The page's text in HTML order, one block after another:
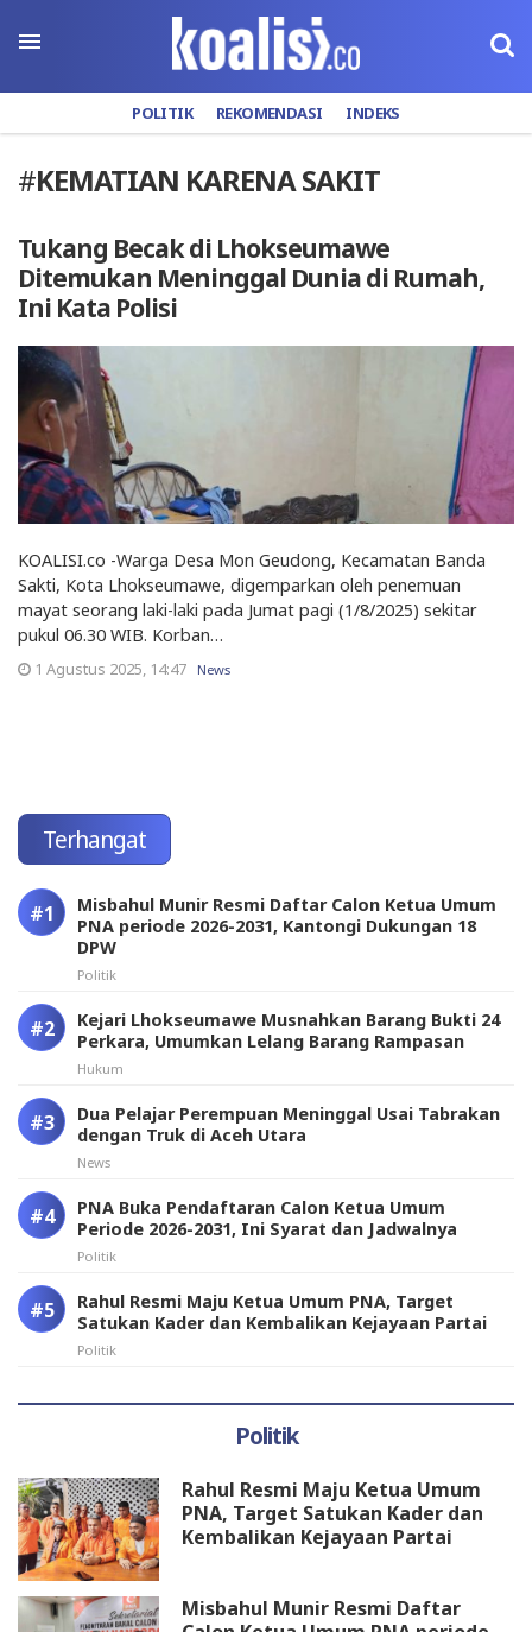
POLITIK REKOMENDASI INDEKS
#KEMATIAN KARENA SAKIT
Tukang Becak di Lhokseumawe
Ditemukan Meninggal Dunia di Rumah,
Ini Kata Polisi
KOALISI.co -Warga Desa Mon Geudong, Kecamatan Banda
Sakti, Kota Lhokseumawe, digemparkan oleh penemuan
mayat seorang laki-laki pada Jumat pagi (1/8/2025) sekitar
pukul 06.30 WIB. Korban…
1 Agustus 2025, 14:47 News
Terhangat
Misbahul Munir Resmi Daftar Calon Ketua Umum
PNA periode 2026-2031, Kantongi Dukungan 18
DPW
Politik
Kejari Lhokseumawe Musnahkan Barang Bukti 24
Perkara, Umumkan Lelang Barang Rampasan
Hukum
Dua Pelajar Perempuan Meninggal Usai Tabrakan
dengan Truk di Aceh Utara
News
PNA Buka Pendaftaran Calon Ketua Umum
Periode 2026-2031, Ini Syarat dan Jadwalnya
Politik
Rahul Resmi Maju Ketua Umum PNA, Target
Satukan Kader dan Kembalikan Kejayaan Partai
Politik
Politik
Rahul Resmi Maju Ketua Umum
PNA, Target Satukan Kader dan
Kembalikan Kejayaan Partai
Misbahul Munir Resmi Daftar